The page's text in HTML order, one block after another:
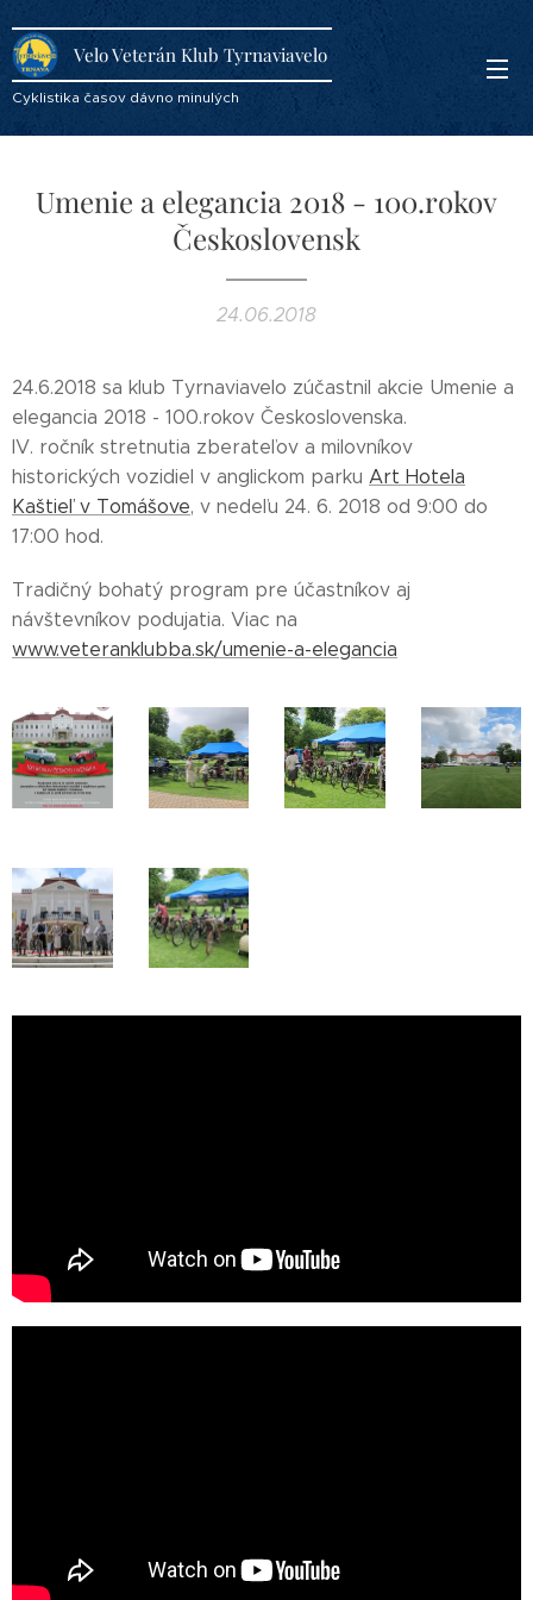
Velo Veterán Klub Tyrnaviavelo
Cyklistika časov dávno minulých
Umenie a elegancia 2018 - 100.rokov
Československ
24.06.2018
24.6.2018 sa klub Tyrnaviavelo zúčastnil akcie Umenie a
elegancia 2018 - 100.rokov Československa.
IV. ročník stretnutia zberateľov a milovníkov
historických vozidiel v anglickom parku Art Hotela
Kaštieľ v Tomášove, v nedeľu 24. 6. 2018 od 9:00 do
17:00 hod.
Tradičný bohatý program pre účastníkov aj
návštevníkov podujatia. Viac na
www.veteranklubba.sk/umenie-a-elegancia